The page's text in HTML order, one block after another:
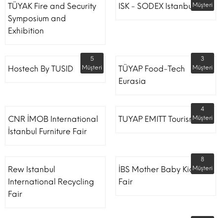
TÜYAK Fire and Security
Symposium and
Exhibition
ISK - SODEX IstanbulMüşteri
Hostech By TUSID
5
Müşteri
TÜYAP Food-Tech
Eurasia
3
Müşteri
CNR İMOB International
İstanbul Furniture Fair
TUYAP EMITT Tourism Fair
4
Müşteri
Rew Istanbul
International Recycling
Fair
İBS Mother Baby Kids
Fair
8
Müşteri